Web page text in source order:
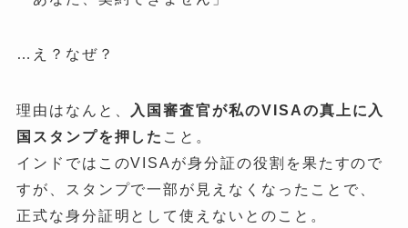
…え？なぜ？
理由はなんと、 入国審査官が私のVISAの真上に入
国スタンプを押した こと。
インドではこのVISAが身分証の役割を果たすので
すが、スタンプで一部が見えなくなったことで、
正式な身分証明として使えないとのこと。